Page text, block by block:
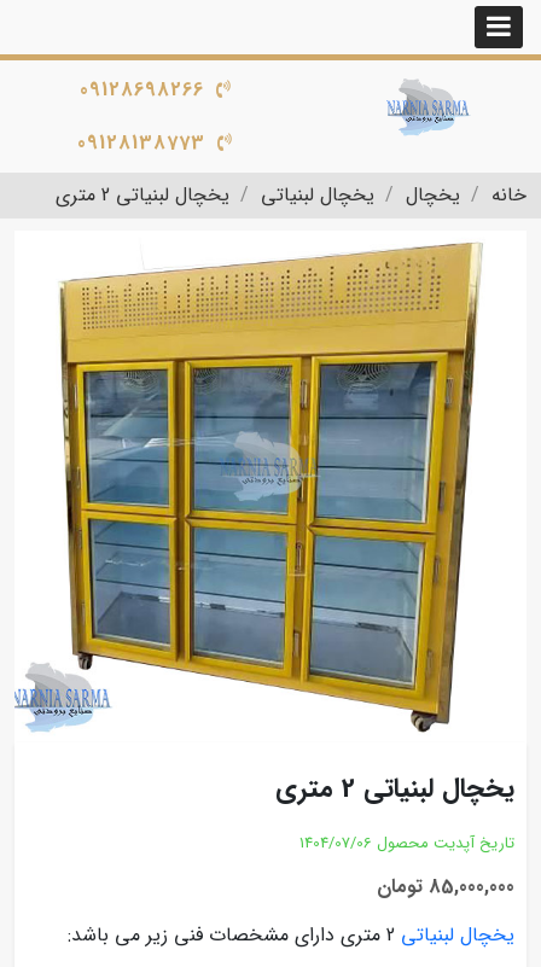
09128698266
09128138773
خانه
یخچال یخچال لبنیاتی یخچال لبنیاتی 2 متری
یخچال لبنیاتی 2 متری
تاریخ آپدیت محصول 1404/07/06
85,000,000 تومان
یخچال لبنیاتی